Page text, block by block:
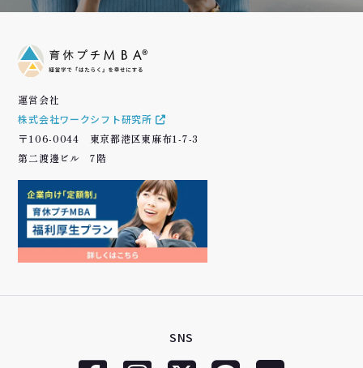
運営会社
株式会社ワークシフト研究所
〒106-0044 東京都港区東麻布1-7-3
第二渡邊ビル 7階
SNS